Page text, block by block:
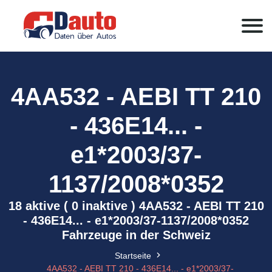
4AA532 - AEBI TT 210
- 436E14... -
e1*2003/37-
1137/2008*0352
18 aktive ( 0 inaktive ) 4AA532 - AEBI TT 210
- 436E14... - e1*2003/37-1137/2008*0352
Fahrzeuge in der Schweiz
Startseite
4AA532 - AEBI TT 210 - 436E14... - e1*2003/37-